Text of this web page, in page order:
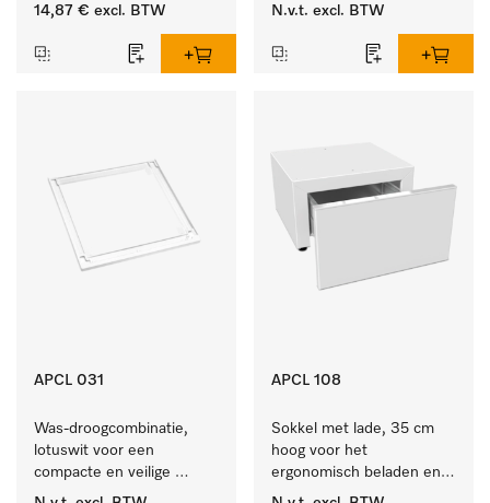
doseersysteem.
14,87 € excl. BTW
droogzuil. .
N.v.t. excl. BTW
APCL 031
Was-droogcombinatie,
lotuswit voor een
compacte en veilige
opstelling bij een was-
APCL 108
Sokkel met lade, 35 cm
hoog voor het
ergonomisch beladen en
legen van de wasmachine